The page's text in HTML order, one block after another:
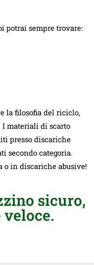
potrai sempre trovare:
la filosofia del riciclo,
I materiali di scarto
presso discariche
secondo categoria.
o in discariche abusive!
sicuro,
veloce.